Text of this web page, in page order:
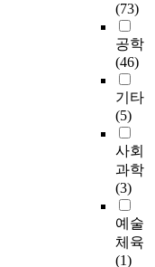
(73)
공학
(46)
기타
(5)
사회
과학
(3)
예술
체육
(1)